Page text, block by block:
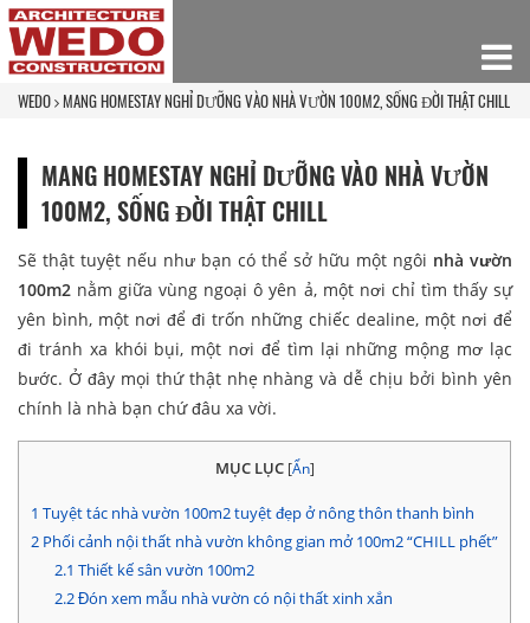
WEDO MANG HOMESTAY NGHỈ DƯỠNG VÀO NHÀ VƯỜN 100M2, SỐNG ĐỜI THẬT CHILL
MANG HOMESTAY NGHỈ DƯỠNG VÀO NHÀ VƯỜN
100M2, SỐNG ĐỜI THẬT CHILL
Sẽ thật tuyệt nếu như bạn có thể sở hữu một ngôi nhà vườn
100m2 nằm giữa vùng ngoại ô yên ả, một nơi chỉ tìm thấy sự
yên bình, một nơi để đi trốn những chiếc dealine, một nơi để
đi tránh xa khói bụi, một nơi để tìm lại những mộng mơ lạc
bước. Ở đây mọi thứ thật nhẹ nhàng và dễ chịu bởi bình yên
chính là nhà bạn chứ đâu xa vời.
MỤC LỤC [Ẩn]
1 Tuyệt tác nhà vườn 100m2 tuyệt đẹp ở nông thôn thanh bình
2 Phối cảnh nội thất nhà vườn không gian mở 100m2 “CHILL phết”
2.1 Thiết kế sân vườn 100m2
2.2Đón xem mẫu nhà vườn có nội thất xinh xắn